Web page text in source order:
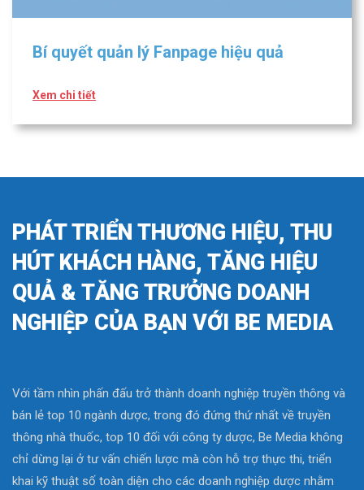
Bí quyết quản lý Fanpage hiệu quả
Xem chi tiết
PHÁT TRIỂN THƯƠNG HIỆU, THU
HÚT KHÁCH HÀNG, TĂNG HIỆU
QUẢ & TĂNG TRƯỞNG DOANH
NGHIỆP CỦA BẠN VỚI BE MEDIA
Với tầm nhìn phấn đấu trở thành doanh nghiệp truyền thông và
bán lẻ top 10 ngành dược, trong đó đứng thứ nhất về truyền
thông nhà thuốc, top 10 đối với công ty dược, Be Media không
chỉ dừng lại ở tư vấn chiến lược mà còn hỗ trợ thực thi, triển
khai kỹ thuật số toàn diện cho các doanh nghiệp dược nhằm